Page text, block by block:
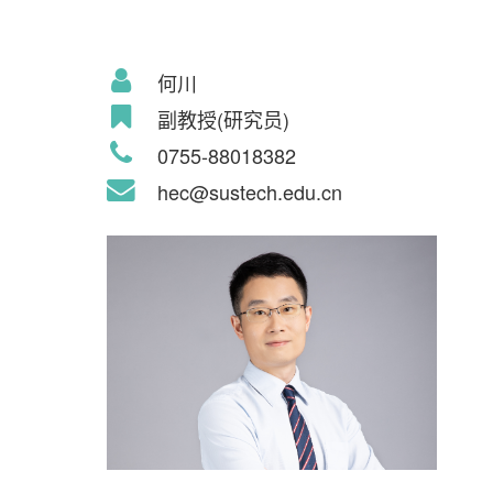
何川
副教授(研究员)
0755-88018382
hec@sustech.edu.cn